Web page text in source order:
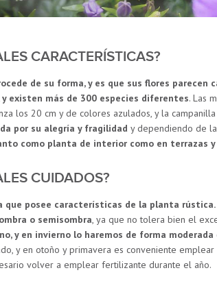
CARACTERÍSTICAS?
de su forma, y es que sus flores parecen
y existen más de 300 especies diferentes. Las
los 20 cm y de colores azulados, y la
por su alegría y fragilidad y dependiendo de
como planta de interior como en terrazas y
CUIDADOS?
posee características de la planta rústica.
o semisombra, ya que no tolera bien el
y en invierno lo haremos de forma moderada
y en otoño y primavera es conveniente
volver a emplear fertilizante durante el año.